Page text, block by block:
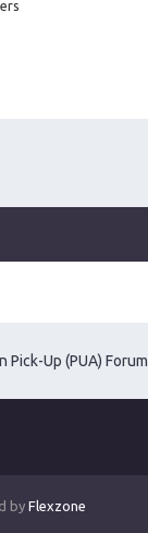
Up (PUA) Forum
by Flexzone